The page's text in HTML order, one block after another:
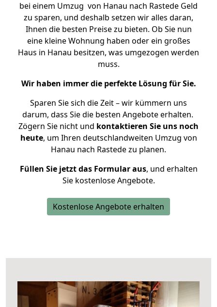
bei einem Umzug von Hanau nach Rastede Geld
zu sparen, und deshalb setzen wir alles daran,
Ihnen die besten Preise zu bieten. Ob Sie nun
eine kleine Wohnung haben oder ein großes
Haus in Hanau besitzen, was umgezogen werden
muss.
Wir haben immer die perfekte Lösung für Sie.
Sparen Sie sich die Zeit – wir kümmern uns
darum, dass Sie die besten Angebote erhalten.
Zögern Sie nicht und kontaktieren Sie uns noch
heute, um Ihren deutschlandweiten Umzug von
Hanau nach Rastede zu planen.
Füllen Sie jetzt das Formular aus, und erhalten
Sie kostenlose Angebote.
Kostenlose Angebote erhalten